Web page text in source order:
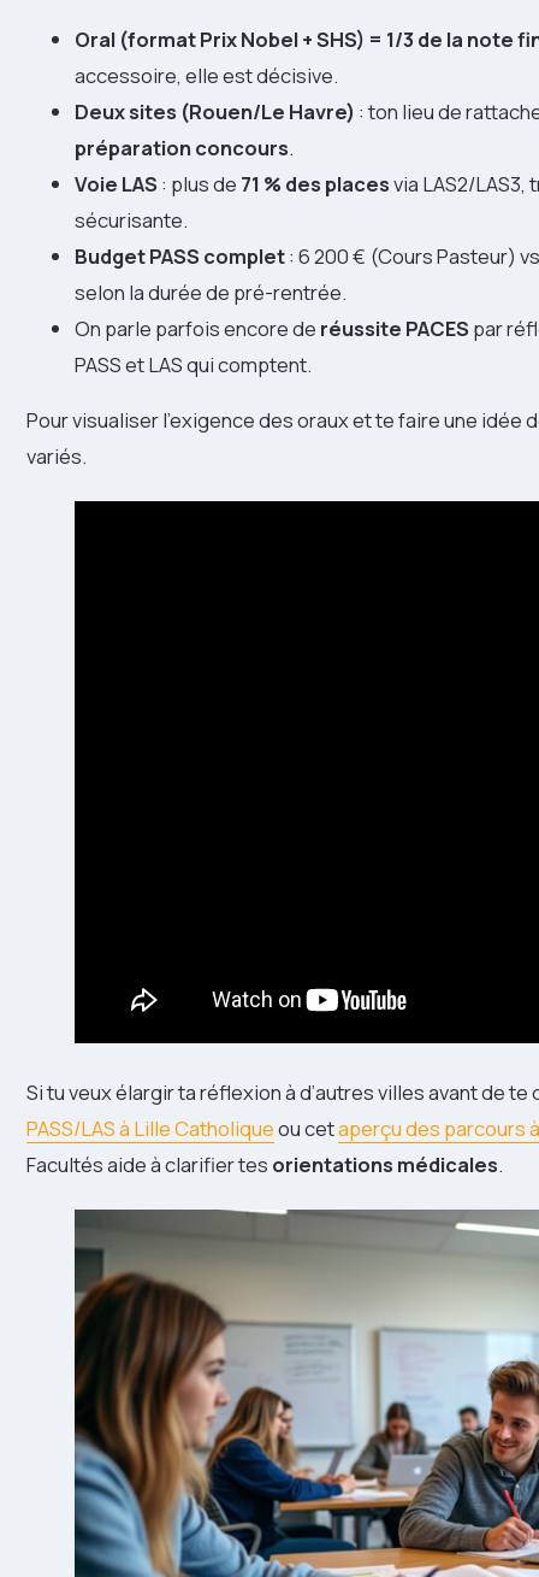
Oral (format Prix Nobel + SHS) = 1/3 de la note
accessoire, elle est décisive.
Deux sites (Rouen/Le Havre) : ton lieu de
préparation concours.
Voie LAS : plus de 71 % des placesvia LAS2/
sécurisante.
Budget PASS complet: 6 200 € (Cours Pasteur)
selon la durée de pré-rentrée.
On parle parfois encore de réussite PACES par
PASS et LAS qui comptent.
Pour visualiser l’exigence des oraux et te faire une
variés.
Si tu veux élargir ta réflexion à d’autres villes avant de
PASS/LAS à Lille Catholiqueou cetaperçu des parcours
Facultés aide à clarifier tes orientations médicales.